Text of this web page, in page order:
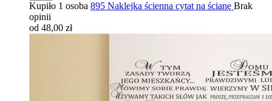
Kupiło 1 osoba 895 Naklejka ścienna cytat na ścianę Brak
opinii
od 48,00 zł